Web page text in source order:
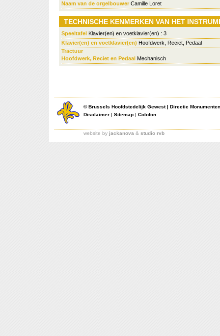
Naam van de orgelbouwer Camille Loret
TECHNISCHE KENMERKEN VAN HET
Speeltafel Klavier(en) en voetklavier(en) : 3
Klavier(en) en voetklavier(en) Hoofdwerk, Reciet, Pedaal
Tractuur
Hoofdwerk, Reciet en Pedaal Mechanisch
©Brussels Hoofdstedelijk Gewest| Directie
Disclaimer | Sitemap | Colofon
website by jackanova & studio rvb